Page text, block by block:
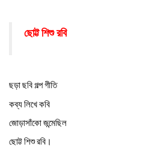
ছোট্ট শিশু রবি
ছড়াছবিগল্পগীতি
কব্যলিখেকবি
জোড়াসাঁকোজন্মেছিল
ছোট্টশিশুরবি।